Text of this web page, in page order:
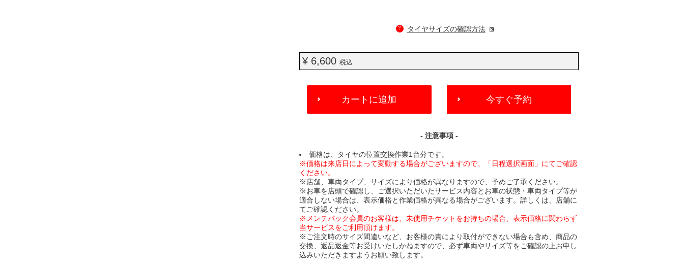
? タイヤサイズの確認方法
¥ 6,600税込
ADD
CART
カートに追加 今すぐ予約
- 注意事項 -
価格は、タイヤの位置交換作業1台分です。
※価格は来店日によって変動する場合がございますので、「日程選択画面」にてご確認
ください。
※店舗、車両タイプ、サイズにより価格が異なりますので、予めご了承ください。
※お車を店頭で確認し、ご選択いただいたサービス内容とお車の状態・車両タイプ等が
適合しない場合は、表示価格と作業価格が異なる場合がございます。詳しくは、店舗に
てご確認ください。
※メンテパック会員のお客様は、未使用チケットをお持ちの場合、表示価格に関わらず
当サービスをご利用頂けます。
※ご注文時のサイズ間違いなど、お客様の責により取付ができない場合も含め、商品の
交換、返品返金等お受けいたしかねますので、必ず車両やサイズ等をご確認の上お申し
込みいただきますようお願い致します。